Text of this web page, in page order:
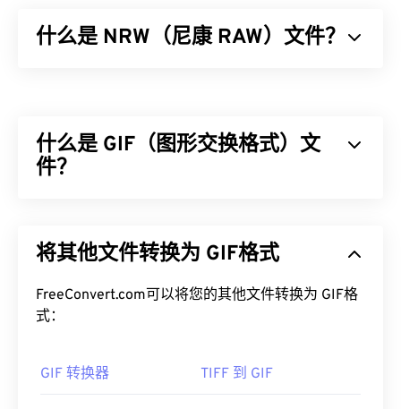
什么是 NRW（尼康 RAW）文件？
储其专业级相机的未处理图像。与 NEF（尼康的另
一种原始格式）相比，NRW 支持一些实用功能，例
Nikon Capture NX-D是打开 NRW 最常用的程序。
（它取代了 Nikon Capture NX 2。）在 Microsoft
Windows 上，
买，并且它还有一个额外的优势，就是可以与
什么是 GIF（图形交换格式）文
件？
缩的BMP文件格式不同，GIF 采用无损压缩
，并支持
社交媒体上的情感回复以及经常在互联网上疯传的表
情包。
如何打开 GIF 文件？
将其他文件转换为 GIF格式
FreeConvert.com可以将您的其他文件转换为 GIF格
式：
GIF 转换器 TIFF 到 GIF